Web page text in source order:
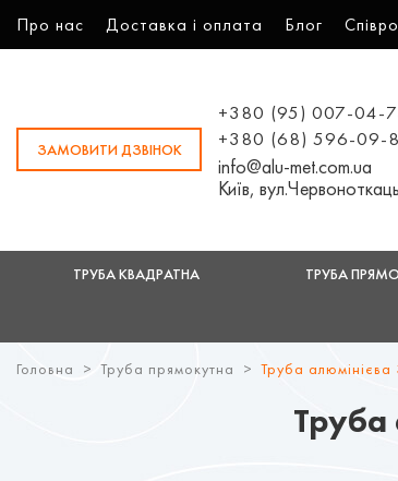
Про нас Доставка і оплата Блог
ЗАМОВИТИ ДЗВІНОК
+380 (95) 007-04-
+380 (68) 596-09-
info@alu-met.com.ua
Київ,
ТРУБА КВАДРАТНА ТРУБА
Головна Труба прямокутна Труба
Труба